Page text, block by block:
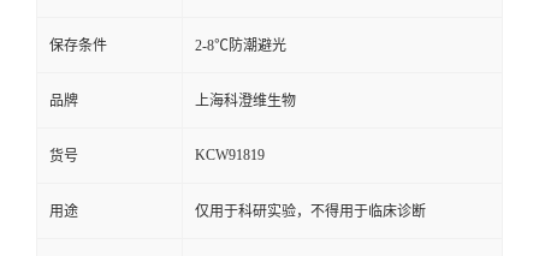
保存条件 2-8℃防潮避光
品牌 上海科澄维生物
货号 KCW91819
用途 仅用于科研实验，不得用于临床诊断